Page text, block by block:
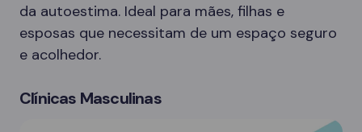
da autoestima. Ideal para mães, filhas e
esposas que necessitam de um espaço seguro
e acolhedor.
Clínicas Masculinas